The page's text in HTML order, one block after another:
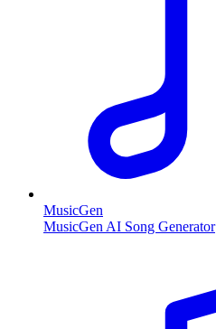
MusicGen
MusicGen AI Song Generator